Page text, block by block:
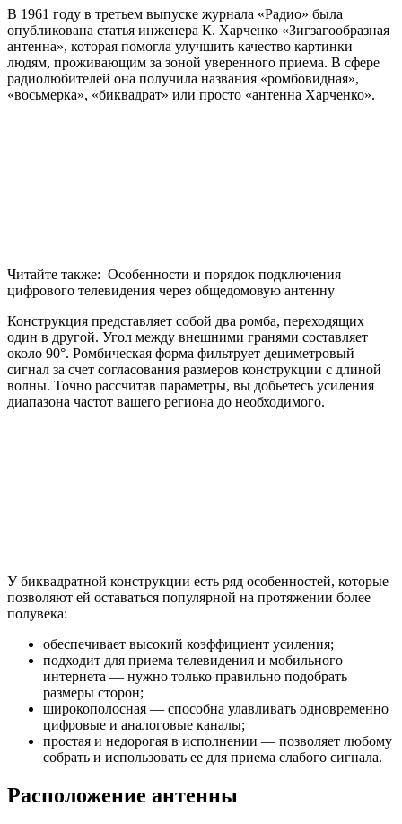
В 1961 году в третьем выпуске журнала «Радио» была
опубликована статья инженера К. Харченко «Зигзагообразная
антенна», которая помогла улучшить качество картинки
людям, проживающим за зоной уверенного приема. В сфере
радиолюбителей она получила названия «ромбовидная»,
«восьмерка», «биквадрат» или просто «антенна Харченко».
Читайте также: Особенности и порядок подключения
цифрового телевидения через общедомовую антенну
Конструкция представляет собой два ромба, переходящих
один в другой. Угол между внешними гранями составляет
около 90°. Ромбическая форма фильтрует дециметровый
сигнал за счет согласования размеров конструкции с длиной
волны. Точно рассчитав параметры, вы добьетесь усиления
диапазона частот вашего региона до необходимого.
У биквадратной конструкции есть ряд особенностей, которые
позволяют ей оставаться популярной на протяжении более
полувека:
обеспечивает высокий коэффициент усиления;
подходит для приема телевидения и мобильного
интернета — нужно только правильно подобрать
размеры сторон;
широкополосная — способна улавливать одновременно
цифровые и аналоговые каналы;
простая и недорогая в исполнении — позволяет любому
собрать и использовать ее для приема слабого сигнала.
Расположение антенны